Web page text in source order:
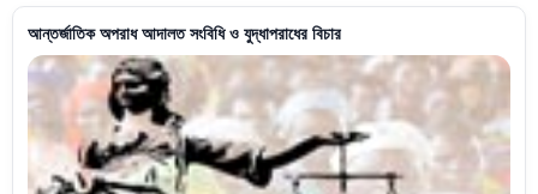
আন্তর্জাতিক অপরাধ আদালত সংবিধি ও যুদ্ধাপরাধের বিচার